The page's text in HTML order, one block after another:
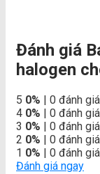
Đánh giá
halogen
5 0% | 0 đánh giá
4 0% | 0 đánh giá
3 0% | 0 đánh giá
2 0% | 0 đánh giá
1 0% | 0 đánh giá
Đánh giá ngay